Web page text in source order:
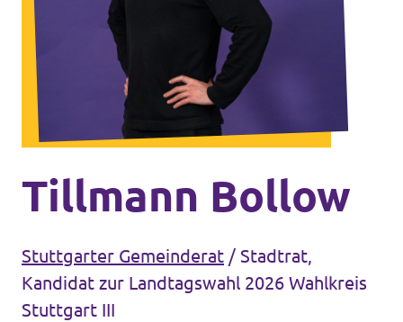
Unsere Events
Mache bei uns mit!
Deine Spende für Volt!
Tillmann Bollow
Stuttgarter Gemeinderat / Stadtrat,
Kandidat zur Landtagswahl 2026 Wahlkreis
Stuttgart III